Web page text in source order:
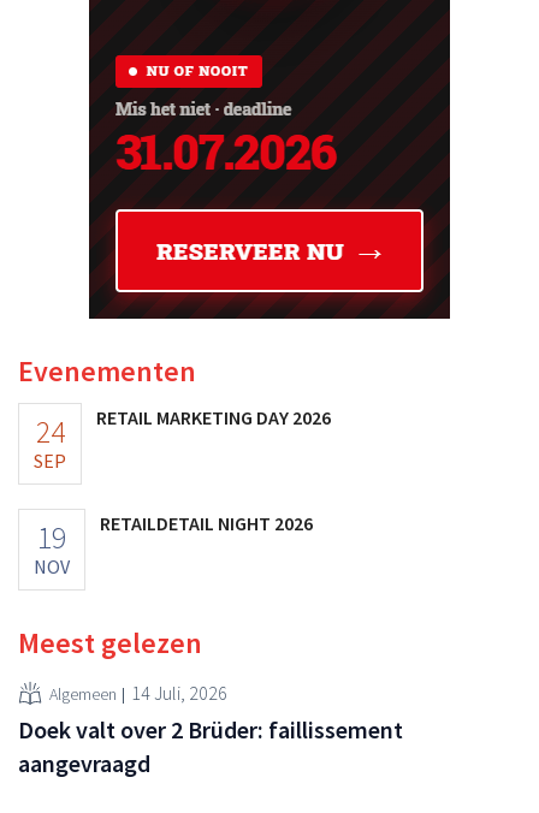
Evenementen
24
SEP
RETAIL MARKETING DAY 2026
19
NOV
RETAILDETAIL NIGHT 2026
Meest gelezen
Algemeen 14 Juli, 2026
Doek valt over 2 Brüder: faillissement
aangevraagd